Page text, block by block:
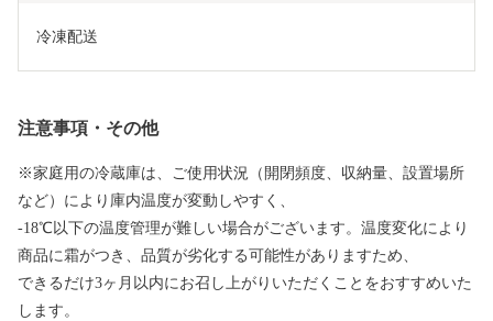
冷凍配送
注意事項・その他
※家庭用の冷蔵庫は、ご使用状況（開閉頻度、収納量、設置場所
など）により庫内温度が変動しやすく、
-18℃以下の温度管理が難しい場合がございます。温度変化により
商品に霜がつき、品質が劣化する可能性がありますため、
できるだけ3ヶ月以内にお召し上がりいただくことをおすすめいた
します。